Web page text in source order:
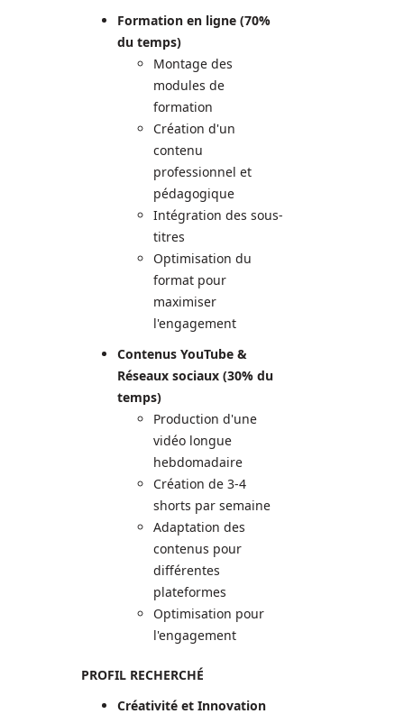
Formation en ligne (70%
du temps)
Montage des
modules de
formation
Création d'un
contenu
professionnel et
pédagogique
Intégration des sous-
titres
Optimisation du
format pour
maximiser
l'engagement
Contenus YouTube &
Réseaux sociaux (30% du
temps)
Production d'une
vidéo longue
hebdomadaire
Création de 3-4
shorts par semaine
Adaptation des
contenus pour
différentes
plateformes
Optimisation pour
l'engagement
PROFIL RECHERCHÉ
Créativité et Innovation